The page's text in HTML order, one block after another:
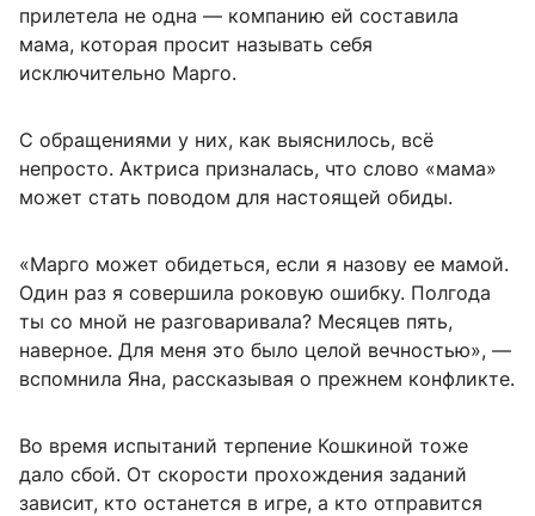
прилетела не одна — компанию ей составила
мама, которая просит называть себя
исключительно Марго.
С обращениями у них, как выяснилось, всё
непросто. Актриса призналась, что слово «мама»
может стать поводом для настоящей обиды.
«Марго может обидеться, если я назову ее мамой.
Один раз я совершила роковую ошибку. Полгода
ты со мной не разговаривала? Месяцев пять,
наверное. Для меня это было целой вечностью», —
вспомнила Яна, рассказывая о прежнем конфликте.
Во время испытаний терпение Кошкиной тоже
дало сбой. От скорости прохождения заданий
зависит, кто останется в игре, а кто отправится